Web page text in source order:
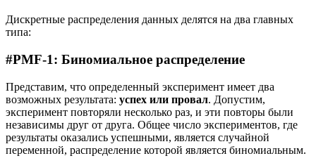
Дискретные распределения данных делятся на два главных
типа:
#PMF-1: Биномиальное распределение
Представим, что определенный эксперимент имеет два
возможных результата: успех или провал. Допустим,
эксперимент повторяли несколько раз, и эти повторы были
независимы друг от друга. Общее число экспериментов, где
результаты оказались успешными, является случайной
переменной, распределение которой является биномиальным.